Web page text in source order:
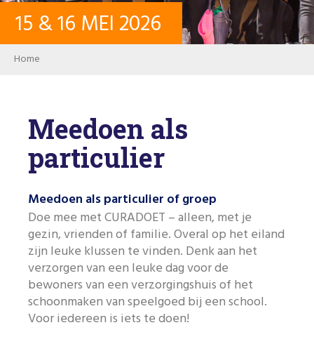
CONTACT
Zoeken
15 &16 MEI 2026
Breadcrumb
Home
Meedoen als
particulier
Meedoen als particulier of groep
Doe mee met CURADOET – alleen, met je
gezin, vrienden of familie. Overal op het eiland
zijn leuke klussen te vinden. Denk aan het
verzorgen van een leuke dag voor de
bewoners van een verzorgingshuis of het
schoonmaken van speelgoed bij een school.
Voor iedereen is iets te doen!